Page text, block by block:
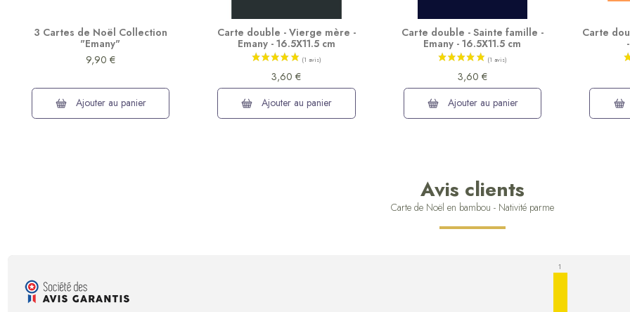
3 Cartes de Noël Collection
"Emany"
9,90 €
Ajouter au panier
Carte double - Vierge mère -
Emany - 16.5X11.5 cm
3,60 €
Ajouter au panier
Carte double - Sainte famille -
Emany - 16.5X11.5 cm
3,60 €
Ajouter au panier
Carte
Avis clients
Carte de Noël en bambou - Nativité parme
1